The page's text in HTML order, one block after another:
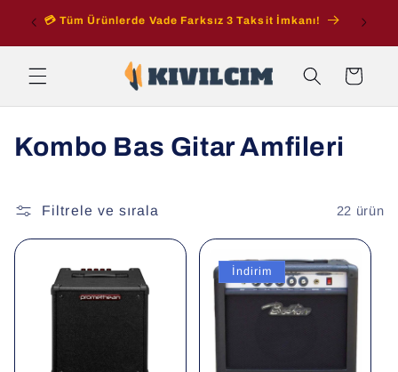
İçeriğe
atla
💳 Tüm Ürünlerde Vade Farksız 3 Taksit İmkanı!
Sepet
K
l
e
Kombo Bas Gitar Amfileri
Filtrele ve sırala 22 ürün
İndirim